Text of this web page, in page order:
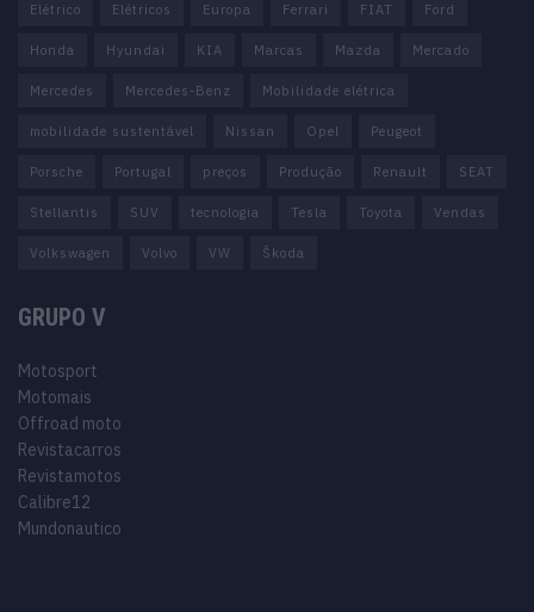
Elétrico Elétricos Europa Ferrari FIAT Ford
Honda Hyundai KIA Marcas Mazda Mercado
Mercedes Mercedes-Benz Mobilidade elétrica
mobilidade sustentável Nissan Opel Peugeot
Porsche Portugal preços Produção Renault SEAT
Stellantis SUV tecnologia Tesla Toyota Vendas
Volkswagen Volvo VW Škoda
GRUPO V
Motosport
Motomais
Offroad moto
Revistacarros
Revistamotos
Calibre12
Mundonautico